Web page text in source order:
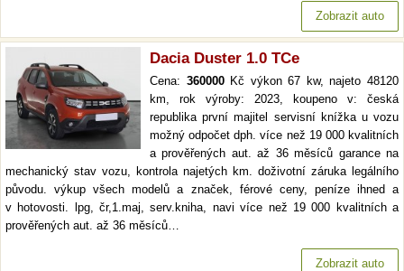
Zobrazit auto
Dacia Duster 1.0 TCe
Cena: 360000Kč výkon 67 kw, najeto 48120
km, rok výroby: 2023, koupeno v: česká
republika první majitel servisní knížka u vozu
možný odpočet dph. více než 19 000 kvalitních
a prověřených aut. až 36 měsíců garance na
mechanický stav vozu, kontrola najetých km. doživotní záruka legálního
původu. výkup všech modelů a značek, férové ceny, peníze ihned a
v hotovosti. lpg, čr,1.maj, serv.kniha, navi více než 19 000 kvalitních a
prověřených aut. až 36 měsíců…
Zobrazit auto